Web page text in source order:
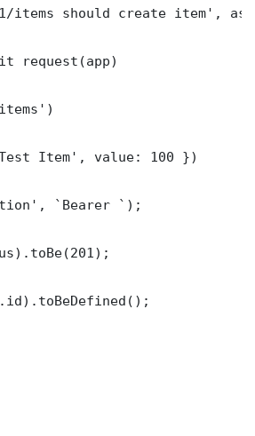
items should create item',
request(app)
Item', value: 100 })
`Bearer `);